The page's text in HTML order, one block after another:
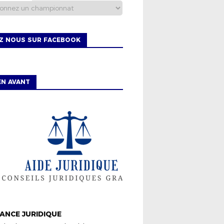
NOUS SUR FACEBOOK
AVANT
JURIDIQUE